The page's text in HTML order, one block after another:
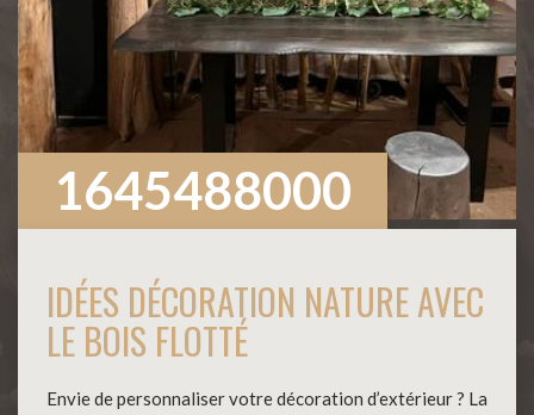
1645488000
IDÉES DÉCORATION NATURE AVEC
LE BOIS FLOTTÉ
Envie de personnaliser votre décoration d’extérieur ? La